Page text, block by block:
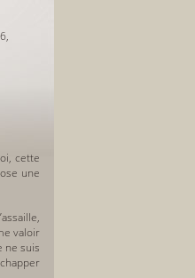
,
cette
une
valoir
ne suis